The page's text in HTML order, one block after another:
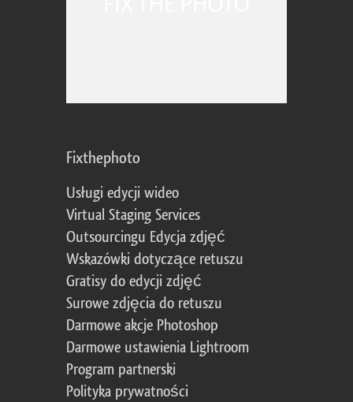
Fixthephoto
Usługi edycji wideo
Virtual Staging Services
Outsourcingu Edycja zdjęć
Wskazówki dotyczące retuszu
Gratisy do edycji zdjęć
Surowe zdjęcia do retuszu
Darmowe akcje Photoshop
Darmowe ustawienia Lightroom
Program partnerski
Polityka prywatności